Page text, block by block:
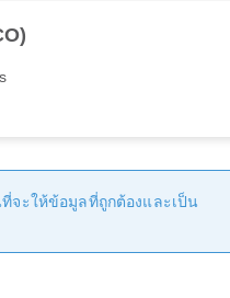
จะให้ข้อมูลที่ถูกต้องและเป็น